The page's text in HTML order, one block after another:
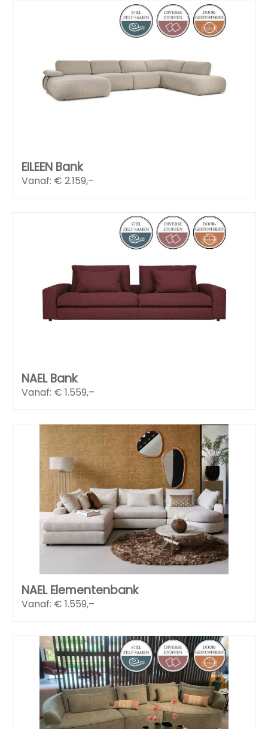
EILEEN Bank
Vanaf: € 2.159,–
NAEL Bank
Vanaf: € 1.559,–
NAEL Elementenbank
Vanaf: € 1.559,–